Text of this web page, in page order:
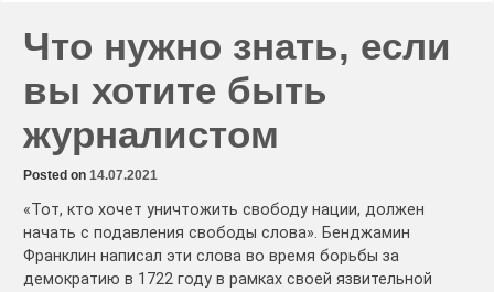
Что нужно знать, если
вы хотите быть
журналистом
Posted on 14.07.2021
«Тот, кто хочет уничтожить свободу нации, должен
начать с подавления свободы слова». Бенджамин
Франклин написал эти слова во время борьбы за
демократию в 1722 году в рамках своей язвительной